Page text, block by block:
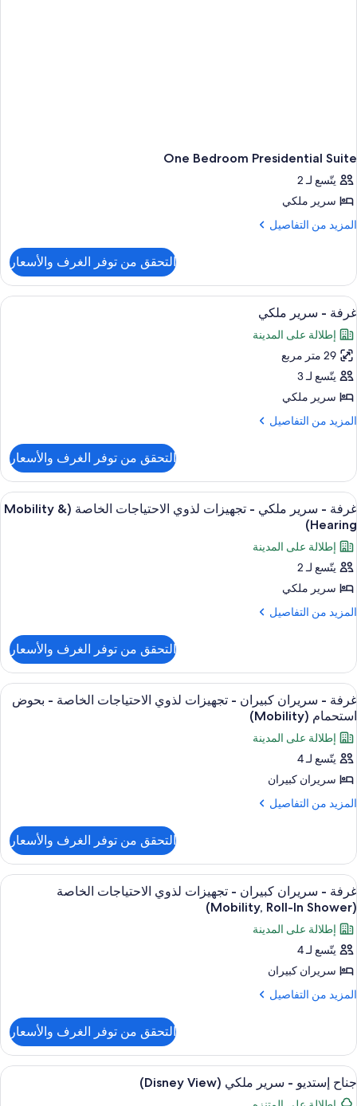
One Bedroom Presidential Suite
يتّسع لـ 2
سرير ملكي
المزيد من التفاصيل
المزيد
One
Bedroom
Presidential
Suite
التحقق من توفر الغرف والأسعار
استعراض
جميع
صور
غرفة
-
سرير
ملكي
أغطية فراش متميزة وألحفة محشوة
6
غرفة - سرير ملكي
إطلالة على المدينة
29 متر مربع
يتّسع لـ 3
سرير ملكي
المزيد من التفاصيل
المزيد
غرفة
سرير
ملكي
التحقق من توفر الغرف والأسعار
استعراض
جميع
صور
غرفة
-
سرير
ملكي
لذوي
الاحتياجات
الخاصة
(Mobility
&
Hearing)
أغطية فراش متميزة وألحفة محشوة
11
غرفة - سرير ملكي - تجهيزات لذوي الاحتياجات الخاصة (Mobility &
Hearing)
إطلالة على المدينة
يتّسع لـ 2
سرير ملكي
المزيد من التفاصيل
المزيد
غرفة
سرير
ملكي
تجهيزات
لذوي
الاحتياجات
الخاصة
(Mobility
&
التحقق من توفر الغرف والأسعار
استعراض
جميع
صور
غرفة
-
سريران
كبيران
لذوي
الاحتياجات
الخاصة
-
بحوض
استحمام
(Mobility)
أغطية فراش متميزة وألحفة محشوة
5
غرفة - سريران كبيران - تجهيزات لذوي الاحتياجات الخاصة - بحوض
استحمام (Mobility)
إطلالة على المدينة
يتّسع لـ 4
سريران كبيران
المزيد من التفاصيل
المزيد
غرفة
سريران
كبيران
-
تجهيزات
لذوي
الاحتياجات
الخاصة
-
بحوض
التحقق من توفر الغرف والأسعار
استعراض
جميع
صور
غرفة
-
سريران
كبيران
لذوي
الاحتياجات
الخاصة
أغطية فراش متميزة وألحفة محشوة
8
غرفة - سريران كبيران - تجهيزات لذوي الاحتياجات الخاصة
(Mobility, Roll-In Shower)
إطلالة على المدينة
يتّسع لـ 4
سريران كبيران
المزيد من التفاصيل
المزيد
غرفة
سريران
كبيران
التحقق من توفر الغرف والأسعار
استعراض
جميع
11
جناح إستديو - سرير ملكي (Disney View)